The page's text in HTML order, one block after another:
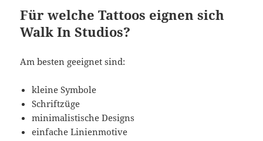
Für welche Tattoos eignen sich
Walk In Studios?
Am besten geeignet sind:
kleine Symbole
Schriftzüge
minimalistische Designs
einfache Linienmotive